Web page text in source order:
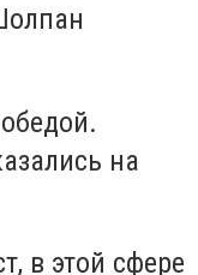
на
в этой сфере